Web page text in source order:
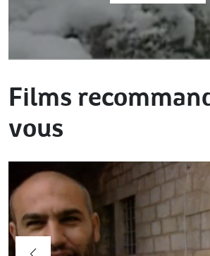
Films
vous